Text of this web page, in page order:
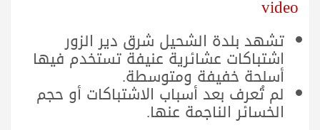
video
تشهد بلدة الشحيل شرق دير الزور
اشتباكات عشائرية عنيفة تستخدم فيها
أسلحة خفيفة ومتوسطة.
لم تُعرف بعد أسباب الاشتباكات أو حجم
الخسائر الناجمة عنها.